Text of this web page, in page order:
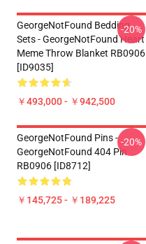
GeorgeNotFound Bedding
Sets - GeorgeNotFound Heart
Meme Throw Blanket RB0906
[ID9035]
￥493,000 - ￥942,500
-20%
GeorgeNotFound Pins -
GeorgeNotFound 404 Pin
RB0906 [ID8712]
￥145,725 - ￥189,225
-20%